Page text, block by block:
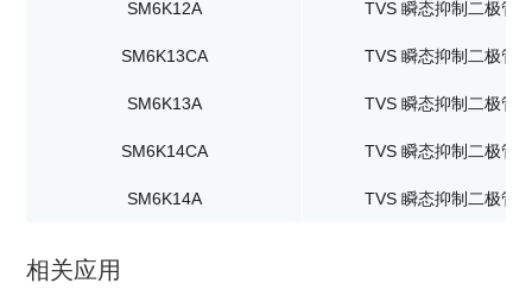
SM6K12A TVS 瞬态抑制二极管
SM6K13CA TVS 瞬态抑制二极管
SM6K13A TVS 瞬态抑制二极管
SM6K14CA TVS 瞬态抑制二极管
SM6K14A TVS 瞬态抑制二极管
相关应用